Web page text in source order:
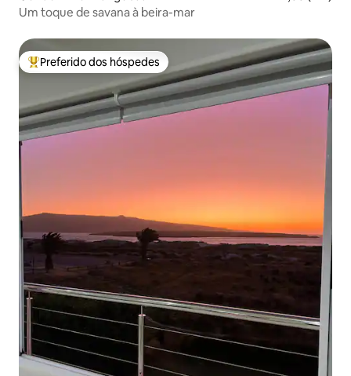
Um toque de savana à beira-mar
Entre os melhores preferidos dos hóspedes
Preferido dos hóspedes